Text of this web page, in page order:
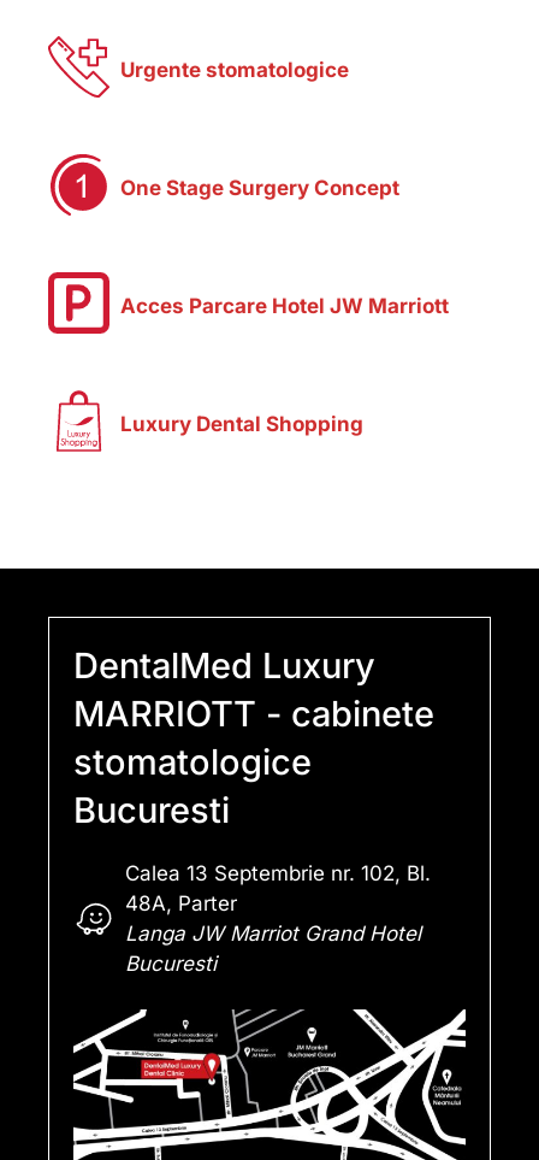
Urgente stomatologice
One Stage Surgery Concept
Acces Parcare Hotel JW Marriott
Luxury Dental Shopping
DentalMed Luxury
MARRIOTT - cabinete
stomatologice
Bucuresti
Calea 13 Septembrie nr. 102, Bl.
48A, Parter
Langa JW Marriot Grand Hotel
Bucuresti